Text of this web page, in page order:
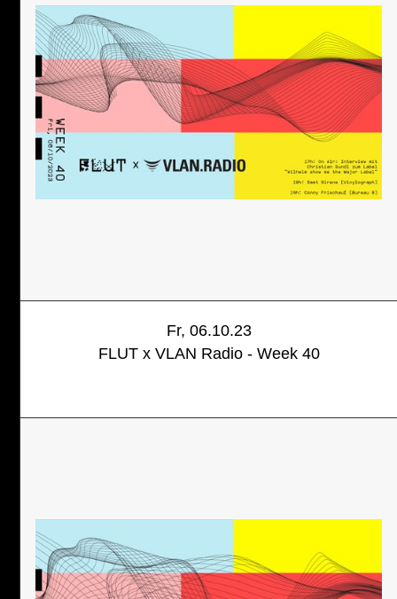
Fr, 06.10.23
FLUT x VLAN Radio - Week 40